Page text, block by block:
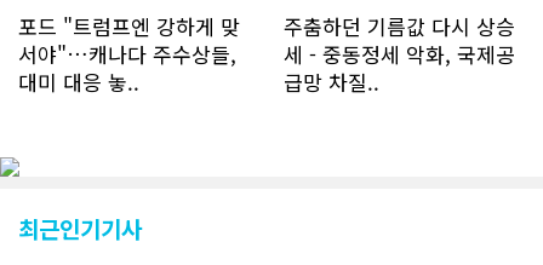
에는 크게 늘어 하루 평균 11명에 달해
60% 증가했는데 (년간 4천명) 신규 가
입자의 절반 정도는 타주에서 이주를 검
토하고 있거나 갓 이주한 회원들로 나타
포드 "트럼프엔 강하게 맞
서야"…캐나다 주수상들,
대미 대응 놓..
주춤하던 기름값 다시 상승
세 - 중동정세 악화, 국제공
급망 차질..
최근인기기사